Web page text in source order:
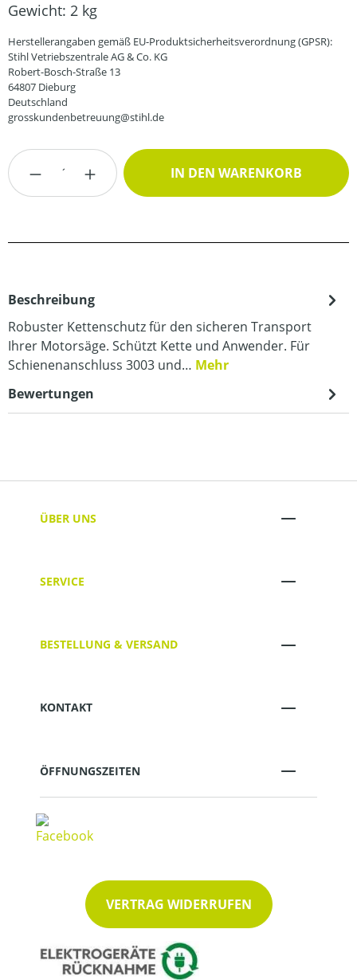
Gewicht: 2 kg
Herstellerangaben gemäß EU-Produktsicherheitsverordnung (GPSR):
Stihl Vetriebszentrale AG & Co. KG
Robert-Bosch-Straße 13
64807 Dieburg
Deutschland
grosskundenbetreuung@stihl.de
Produkt Anzahl: Gib den gewünschten
IN DEN WARENKORB
Beschreibung
Robuster Kettenschutz für den sicheren Transport
Ihrer Motorsäge. Schützt Kette und Anwender. Für
Schienenanschluss 3003 und… Mehr
Bewertungen
ÜBER UNS
SERVICE
BESTELLUNG & VERSAND
KONTAKT
ÖFFNUNGSZEITEN
VERTRAG WIDERRUFEN